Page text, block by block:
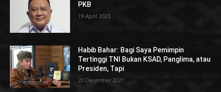
PKB
19 April 2023
Habib Bahar: Bagi Saya Pemimpin
Tertinggi TNI Bukan KSAD, Panglima, atau
Presiden, Tapi
20 December 2021